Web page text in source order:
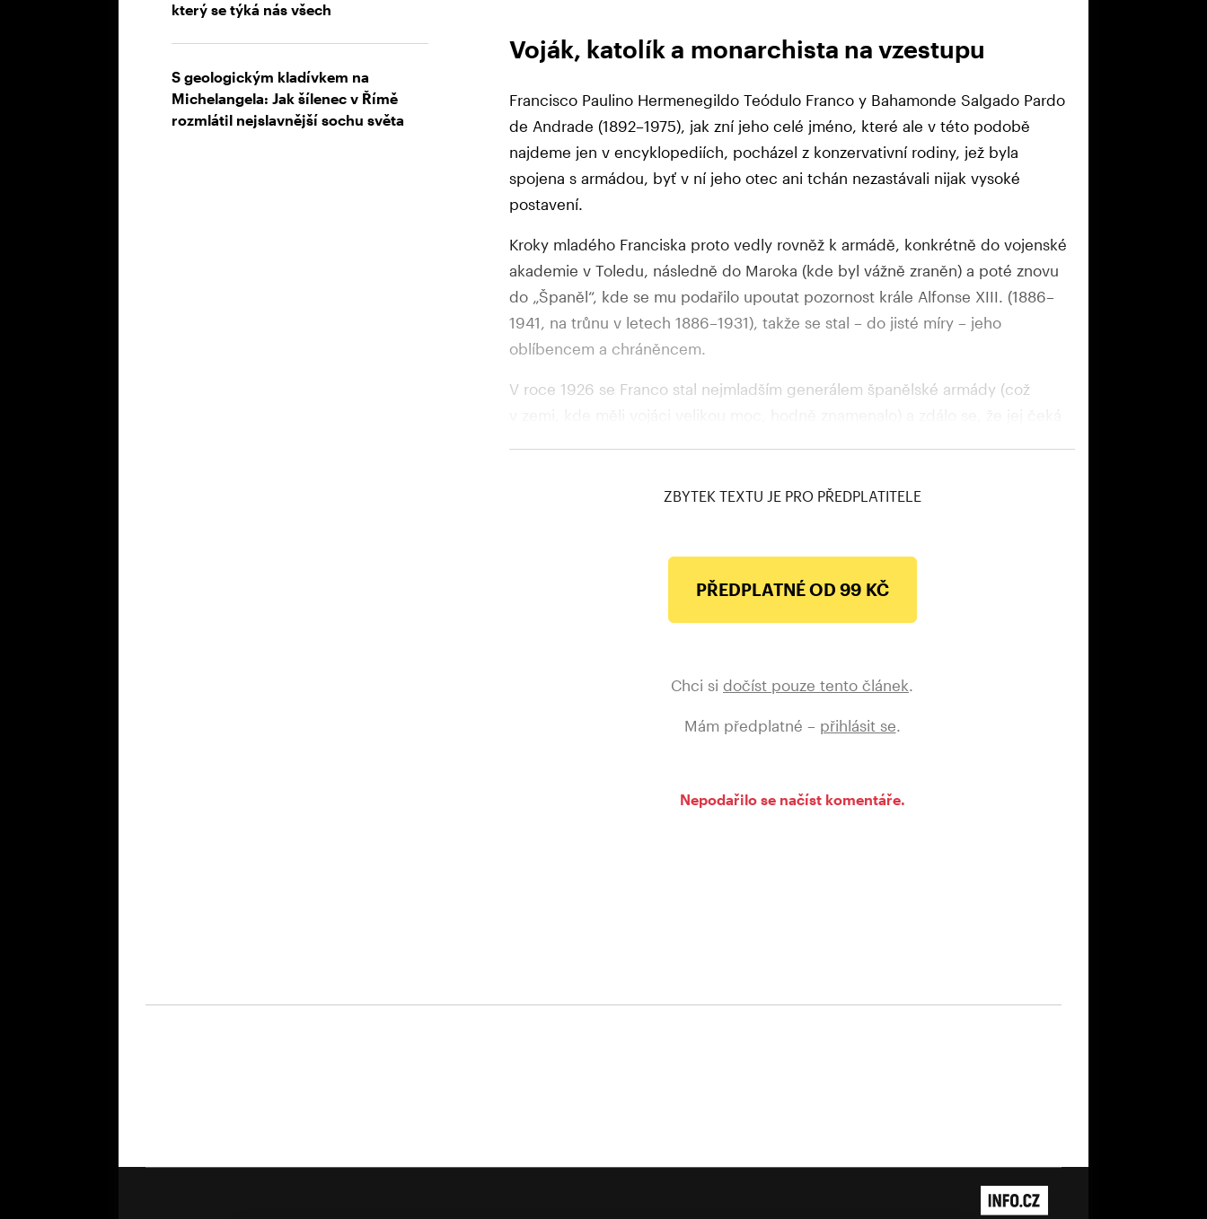
který se týká nás všech
S geologickým kladívkem na
Michelangela: Jak šílenec v Římě
rozmlátil nejslavnější sochu světa
Voják, katolík a monarchista na vzestupu
Francisco Paulino Hermenegildo Teódulo Franco y Bahamonde Salgado Pardo
de Andrade (1892–1975), jak zní jeho celé jméno, které ale v této podobě
najdeme jen v encyklopediích, pocházel z konzervativní rodiny, jež byla
spojena s armádou, byť v ní jeho otec ani tchán nezastávali nijak vysoké
postavení.
Kroky mladého Franciska proto vedly rovněž k armádě, konkrétně do vojenské
akademie v Toledu, následně do Maroka (kde byl vážně zraněn) a poté znovu
do „Španěl“, kde se mu podařilo upoutat pozornost krále Alfonse XIII. (1886–
1941, na trůnu v letech 1886–1931), takže se stal – do jisté míry – jeho
oblíbencem a chráněncem.
V roce 1926 se Franco stal nejmladším generálem španělské armády (což
ZBYTEK TEXTU JE PRO PŘEDPLATITELE
PŘEDPLATNÉ OD 99 KČ
Chci si dočíst pouze tento článek
Mám předplatné – přihlásit se
Nepodařilo se načíst komentáře.